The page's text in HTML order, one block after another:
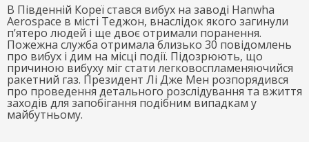
В Південній Кореї стався вибух на заводі Hanwha
Aerospace в місті Теджон, внаслідок якого загинули
п’ятеро людей і ще двоє отримали поранення.
Пожежна служба отримала близько 30 повідомлень
про вибух і дим на місці події. Підозрюють, що
причиною вибуху міг стати легковоспламеняючийся
ракетний газ. Президент Лі Дже Мен розпорядився
про проведення детального розслідування та вжиття
заходів для запобігання подібним випадкам у
майбутньому.